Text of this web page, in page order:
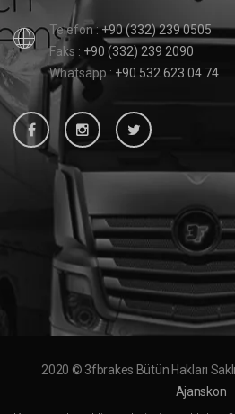
Telefon :+90 (332) 239 0505
Faks : +90 (332) 239 2090
Whatsapp : +90 532 623 04 74
2020 © 3fbrakes Bütün Hakları
Ajanskon